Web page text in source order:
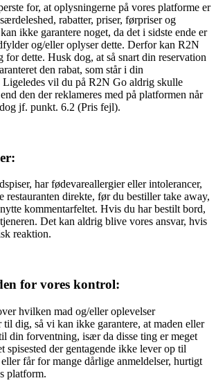
for, at oplysningerne på vores platforme er
rabatter, priser, førpriser og
ikke garantere noget, da det i sidste ende er
og/eller oplyser dette. Derfor kan R2N
for dette. Husk dog, at så snart din reservation
den rabat, som står i din
vil du på R2N Go aldrig skulle
den der reklameres med på platformen når
jf. punkt. 6.2 (Pris fejl).
har fødevareallergier eller intolerancer,
restauranten direkte, før du bestiller take away,
kommentarfeltet. Hvis du har bestilt bord,
Det kan aldrig blive vores ansvar, hvis
reaktion.
for vores kontrol:
hvilken mad og/eller oplevelser
til dig, så vi kan ikke garantere, at maden eller
din forventning, især da disse ting er meget
spisested der gentagende ikke lever op til
får for mange dårlige anmeldelser, hurtigt
platform.